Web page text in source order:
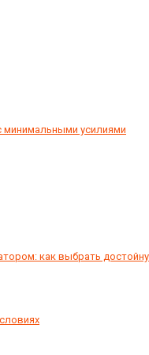
минимальными усилиями
как выбрать